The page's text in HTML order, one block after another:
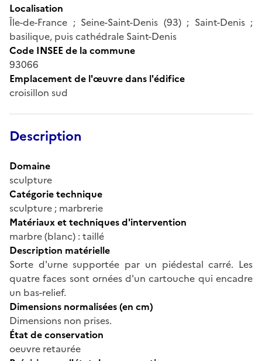
Localisation
Île-de-France ; Seine-Saint-Denis (93) ; Saint-Denis ;
basilique, puis cathédrale Saint-Denis
Code INSEE de la commune
93066
Emplacement de l'œuvre dans l'édifice
croisillon sud
Description
Domaine
sculpture
Catégorie technique
sculpture ; marbrerie
Matériaux et techniques d'intervention
marbre (blanc) : taillé
Description matérielle
Sorte d'urne supportée par un piédestal carré. Les
quatre faces sont ornées d'un cartouche qui encadre
un bas-relief.
Dimensions normalisées (en cm)
Dimensions non prises.
État de conservation
oeuvre retaurée